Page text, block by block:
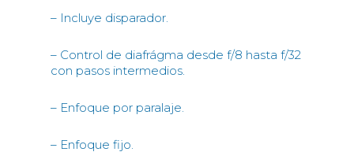
– Incluye disparador.
– Control de diafrágma desde f/8 hasta f/32
con pasos intermedios.
– Enfoque por paralaje.
– Enfoque fijo.